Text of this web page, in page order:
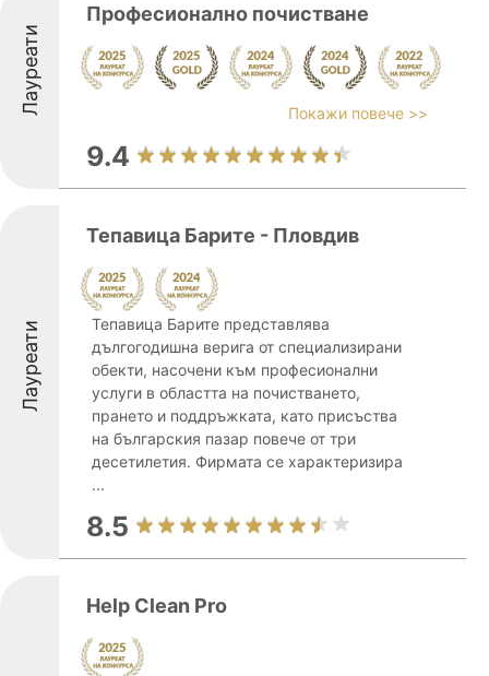
Лауреати
Професионално почистване
Покажи повече >>
9.4
Лауреати
Тепавица Барите - Пловдив
Тепавица Барите представлява
дългогодишна верига от специализирани
обекти, насочени към професионални
услуги в областта на почистването,
прането и поддръжката, като присъства
на българския пазар повече от три
десетилетия. Фирмата се характеризира
...
8.5
Help Clean Pro